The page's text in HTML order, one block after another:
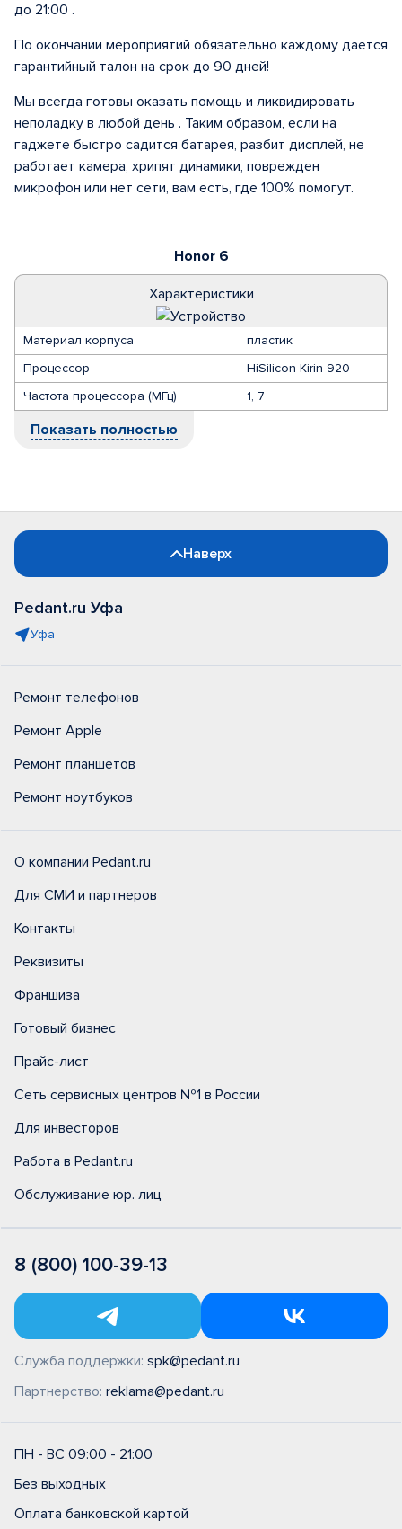
Honor 6
Характеристики
Материал корпуса
пластик
Процессор
HiSilicon Kirin 920
Частота процессора (МГц)
1, 7
Показать полностью
до 21:00 .
По окончании мероприятий обязательно каждому дается
гарантийный талон на срок до 90 дней!
Мы всегда готовы оказать помощь и ликвидировать
неполадку в любой день . Таким образом, если на
гаджете быстро садится батарея, разбит дисплей, не
работает камера, хрипят динамики, поврежден
микрофон или нет сети, вам есть, где 100% помогут.
Наверх
Pedant.ru Уфа
Уфа
Ремонт телефонов
Ремонт Apple
Ремонт планшетов
Ремонт ноутбуков
О компании Pedant.ru
Для СМИ и партнеров
Контакты
Реквизиты
Франшиза
Готовый бизнес
Прайс-лист
Сеть сервисных центров №1 в России
Для инвесторов
Работа в Pedant.ru
Обслуживание юр. лиц
8 (800) 100-39-13
Служба поддержки: spk@pedant.ru
Партнерство: reklama@pedant.ru
ПН - ВС 09:00 - 21:00
Без выходных
Оплата банковской картой